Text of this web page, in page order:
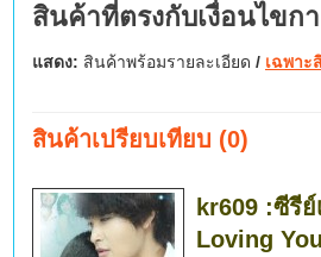
สินค้าที่ตรงกับเงื่อนไขก
แสดง: สินค้าพร้อมรายละเอียด / เฉพาะ
สินค้าเปรียบเทียบ (0)
kr609 :ซีรีย์
Loving